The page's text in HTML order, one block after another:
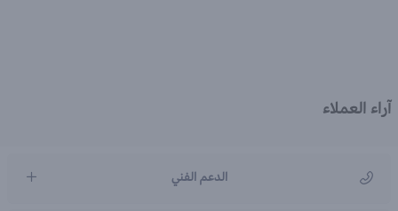
آراء العملاء
الدعم الفني